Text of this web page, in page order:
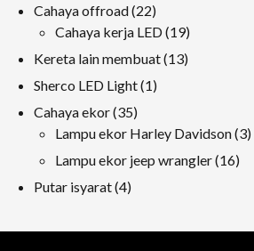
Cahaya offroad 2222
produk
Cahaya kerja LED 1919
produk
Kereta lain membuat 1313
Sherco LED Light 11
Cahaya ekor 3535
produk
Lampu ekor Harley Davidson 33
Lampu ekor jeep wrangler 1616
Putar isyarat 44